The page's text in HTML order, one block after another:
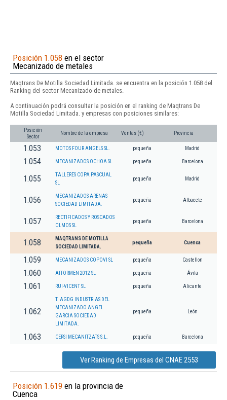
Posición 1.058 en el sector
Mecanizado de metales
Maqtrans De Motilla Sociedad Limitada. se encuentra en la posición 1.058 del
Ranking del sector Mecanizado de metales.
A continuación podrá consultar la posición en el ranking de Maqtrans De
Motilla Sociedad Limitada. y empresas con posiciones similares:
Posición
Sector
Nombre de la empresa Ventas (€) Provincia
1.053 MOTOS FOUR ANGELS SL. pequeña Madrid
1.054 MECANIZADOS OCHOA SL pequeña Barcelona
1.055
TALLERES COPA PASCUAL
SL
pequeña Madrid
1.056
MECANIZADOS ARENAS
SOCIEDAD LIMITADA.
pequeña Albacete
1.057
RECTIFICADOS Y ROSCADOS
OLMOS SL
pequeña Barcelona
1.058
MAQTRANS DE MOTILLA
SOCIEDAD LIMITADA.
pequeña Cuenca
1.059 MECANIZADOS COPOVI SL pequeña Castellon
1.060 AITORMEN 2012 SL pequeña Ávila
1.061 RUI-VICENT SL pequeña Alicante
1.062
T. AGDG INDUSTRIAS DEL
MECANIZADO ANGEL
GARCIA SOCIEDAD
LIMITADA.
pequeña León
1.063 CERSI MECANITZATS S.L. pequeña Barcelona
Ver Ranking de Empresas del CNAE 2553
Posición 1.619 en la provincia de
Cuenca